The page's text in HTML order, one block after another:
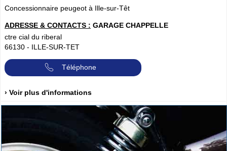
Concessionnaire peugeot à Ille-sur-Têt
ADRESSE & CONTACTS : GARAGE CHAPPELLE
ctre cial du riberal
66130 - ILLE-SUR-TET
Téléphone
› Voir plus d'informations